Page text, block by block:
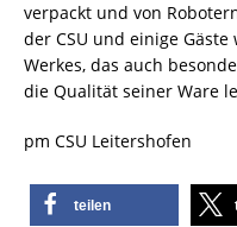
verpackt und von
der CSU und einige
Werkes, das auch
die Qualität seiner Ware
pm CSU Leitershofen
teilen